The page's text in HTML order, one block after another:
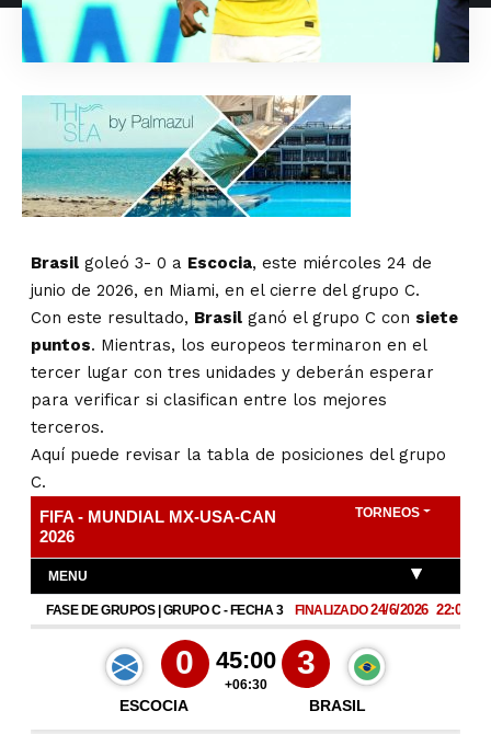
Brasil goleó 3- 0 a Escocia, este miércoles 24 de
junio de 2026, en Miami, en el cierre del grupo C.
Con este resultado, Brasil ganó el grupo C con siete
puntos. Mientras, los europeos terminaron en el
tercer lugar con tres unidades y deberán esperar
para verificar si clasifican entre los mejores
terceros.
Aquí puede revisar la tabla de posiciones del grupo
C.